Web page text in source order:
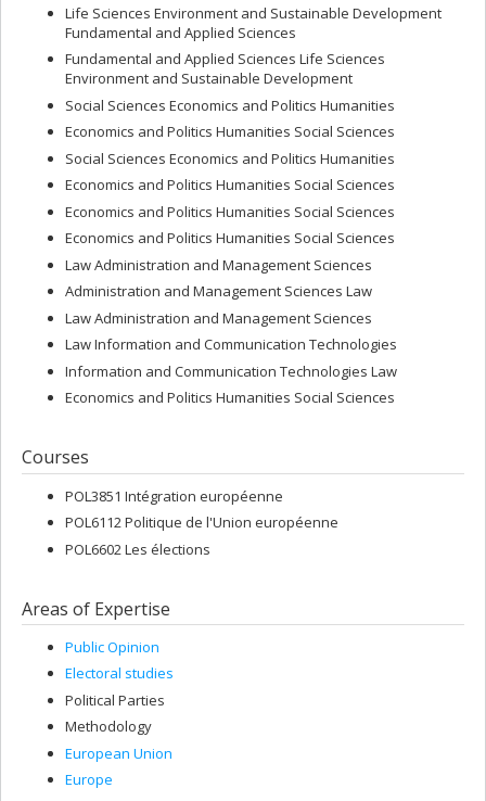
Life Sciences Environment and Sustainable Development
Fundamental and Applied Sciences
Fundamental and Applied Sciences Life Sciences
Environment and Sustainable Development
Social Sciences Economics and Politics Humanities
Economics and Politics Humanities Social Sciences
Social Sciences Economics and Politics Humanities
Economics and Politics Humanities Social Sciences
Economics and Politics Humanities Social Sciences
Economics and Politics Humanities Social Sciences
Law Administration and Management Sciences
Administration and Management Sciences Law
Law Administration and Management Sciences
Law Information and Communication Technologies
Information and Communication Technologies Law
Economics and Politics Humanities Social Sciences
Courses
POL3851 Intégration européenne
POL6112 Politique de l'Union européenne
POL6602 Les élections
Areas of Expertise
Public Opinion
Electoral studies
Political Parties
Methodology
European Union
Europe